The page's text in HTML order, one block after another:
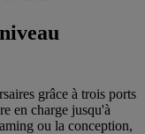
grâce à trois ports
en charge jusqu'à
ou la conception,